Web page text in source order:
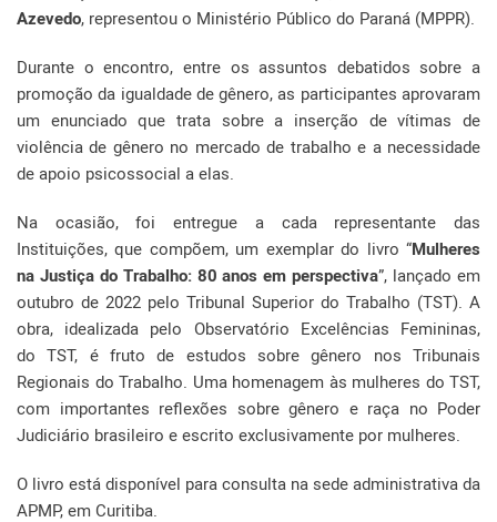
Azevedo, representou o Ministério Público do Paraná (MPPR).
Durante o encontro, entre os assuntos debatidos sobre a
promoção da igualdade de gênero, as participantes aprovaram
um enunciado que trata sobre a inserção de vítimas de
violência de gênero no mercado de trabalho e a necessidade
de apoio psicossocial a elas.
Na ocasião, foi entregue a cada representante das
Instituições, que compõem, um exemplar do livro “Mulheres
na Justiça do Trabalho: 80 anos em perspectiva”, lançado em
outubro de 2022 pelo Tribunal Superior do Trabalho (TST). A
obra, idealizada pelo Observatório Excelências Femininas,
do TST, é fruto de estudos sobre gênero nos Tribunais
Regionais do Trabalho. Uma homenagem às mulheres do TST,
com importantes reflexões sobre gênero e raça no Poder
Judiciário brasileiro e escrito exclusivamente por mulheres.
O livro está disponível para consulta na sede administrativa da
APMP, em Curitiba.